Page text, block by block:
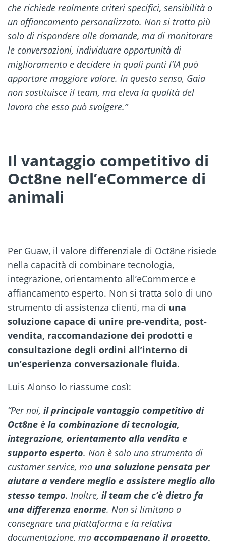
che richiede realmente criteri specifici, sensibilità o
un affiancamento personalizzato. Non si tratta più
solo di rispondere alle domande, ma di monitorare
le conversazioni, individuare opportunità di
miglioramento e decidere in quali punti l’IA può
apportare maggiore valore. In questo senso, Gaia
non sostituisce il team, ma eleva la qualità del
lavoro che esso può svolgere.”
Il vantaggio competitivo di
Oct8ne nell’eCommerce di
animali
Per Guaw, il valore differenziale di Oct8ne risiede
nella capacità di combinare tecnologia,
integrazione, orientamento all’eCommerce e
affiancamento esperto. Non si tratta solo di uno
strumento di assistenza clienti, ma di una
soluzione capace di unire pre-vendita, post-
vendita, raccomandazione dei prodotti e
consultazione degli ordini all’interno di
un’esperienza conversazionale fluida.
Luis Alonso lo riassume così:
“Per noi, il principale vantaggio competitivo di
Oct8ne è la combinazione di tecnologia,
integrazione, orientamento alla vendita e
supporto esperto. Non è solo uno strumento di
customer service, ma una soluzione pensata per
aiutare a vendere meglio e assistere meglio allo
stesso tempo. Inoltre, il team che c’è dietro fa
una differenza enorme. Non si limitano a
consegnare una piattaforma e la relativa
documentazione, ma accompagnano il progetto,